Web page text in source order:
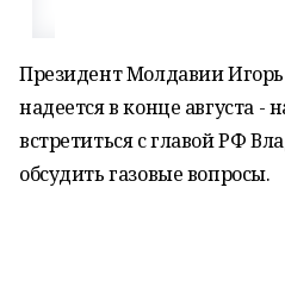
Президент Молдавии
надеется в конце августа -
встретиться с главой РФ
обсудить газовые вопросы.